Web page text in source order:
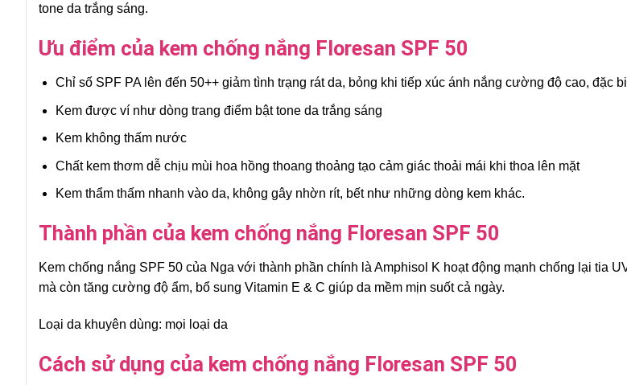
tone da trắng sáng.
Ưu điểm của kem chống nắng Floresan SPF 50
Chỉ số SPF PA lên đến 50++ giảm tình trạng rát da, bỏng khi tiếp xúc ánh nắng cường độ cao, đặc
Kem được ví như dòng trang điểm bật tone da trắng sáng
Kem không thấm nước
Chất kem thơm dễ chịu mùi hoa hồng thoang thoảng tạo cảm giác thoải mái khi thoa lên mặt
Kem thẩm thấm nhanh vào da, không gây nhờn rít, bết như những dòng kem khác.
Thành phần của kem chống nắng Floresan SPF 50
Kem chống nắng SPF 50 của Nga với thành phần chính là Amphisol K hoạt động mạnh chống lại tia
mà còn tăng cường độ ẩm, bổ sung Vitamin E & C giúp da mềm mịn suốt cả ngày.
Loại da khuyên dùng: mọi loại da
Cách sử dụng của kem chống nắng Floresan SPF 50